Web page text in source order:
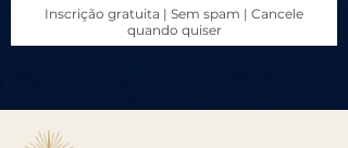
Inscrição gratuita | Sem spam | Cancele
quando quiser